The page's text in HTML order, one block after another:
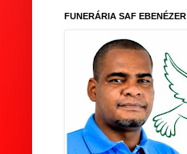
FUNERÁRIA SAF EBENÉZER